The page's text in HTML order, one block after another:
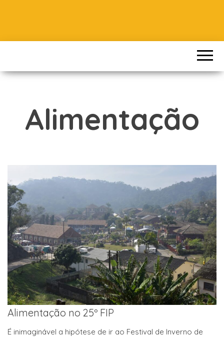
Alimentação
Alimentação no 25º FIP
É inimaginável a hipótese de ir ao Festival de Inverno de